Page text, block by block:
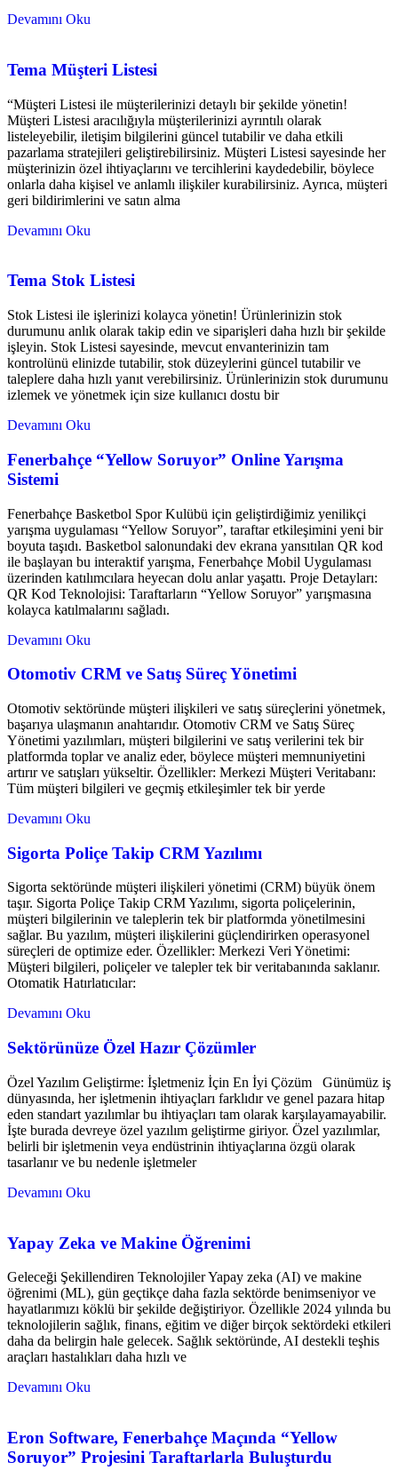
Devamını Oku
Tema Müşteri Listesi
“Müşteri Listesi ile müşterilerinizi detaylı bir şekilde yönetin!
Müşteri Listesi aracılığıyla müşterilerinizi ayrıntılı olarak
listeleyebilir, iletişim bilgilerini güncel tutabilir ve daha etkili
pazarlama stratejileri geliştirebilirsiniz. Müşteri Listesi sayesinde her
müşterinizin özel ihtiyaçlarını ve tercihlerini kaydedebilir, böylece
onlarla daha kişisel ve anlamlı ilişkiler kurabilirsiniz. Ayrıca, müşteri
geri bildirimlerini ve satın alma
Devamını Oku
Tema Stok Listesi
Stok Listesi ile işlerinizi kolayca yönetin! Ürünlerinizin stok
durumunu anlık olarak takip edin ve siparişleri daha hızlı bir şekilde
işleyin. Stok Listesi sayesinde, mevcut envanterinizin tam
kontrolünü elinizde tutabilir, stok düzeylerini güncel tutabilir ve
taleplere daha hızlı yanıt verebilirsiniz. Ürünlerinizin stok durumunu
izlemek ve yönetmek için size kullanıcı dostu bir
Devamını Oku
Fenerbahçe “Yellow Soruyor” Online Yarışma
Sistemi
Fenerbahçe Basketbol Spor Kulübü için geliştirdiğimiz yenilikçi
yarışma uygulaması “Yellow Soruyor”, taraftar etkileşimini yeni bir
boyuta taşıdı. Basketbol salonundaki dev ekrana yansıtılan QR kod
ile başlayan bu interaktif yarışma, Fenerbahçe Mobil Uygulaması
üzerinden katılımcılara heyecan dolu anlar yaşattı. Proje Detayları:
QR Kod Teknolojisi: Taraftarların “Yellow Soruyor” yarışmasına
kolayca katılmalarını sağladı.
Devamını Oku
Otomotiv CRM ve Satış Süreç Yönetimi
Otomotiv sektöründe müşteri ilişkileri ve satış süreçlerini yönetmek,
başarıya ulaşmanın anahtarıdır. Otomotiv CRM ve Satış Süreç
Yönetimi yazılımları, müşteri bilgilerini ve satış verilerini tek bir
platformda toplar ve analiz eder, böylece müşteri memnuniyetini
artırır ve satışları yükseltir. Özellikler: Merkezi Müşteri Veritabanı:
Tüm müşteri bilgileri ve geçmiş etkileşimler tek bir yerde
Devamını Oku
Sigorta Poliçe Takip CRM Yazılımı
Sigorta sektöründe müşteri ilişkileri yönetimi (CRM) büyük önem
taşır. Sigorta Poliçe Takip CRM Yazılımı, sigorta poliçelerinin,
müşteri bilgilerinin ve taleplerin tek bir platformda yönetilmesini
sağlar. Bu yazılım, müşteri ilişkilerini güçlendirirken operasyonel
süreçleri de optimize eder. Özellikler: Merkezi Veri Yönetimi:
Müşteri bilgileri, poliçeler ve talepler tek bir veritabanında saklanır.
Otomatik Hatırlatıcılar:
Devamını Oku
Sektörünüze Özel Hazır Çözümler
Özel Yazılım Geliştirme: İşletmeniz İçin En İyi Çözüm Günümüz iş
dünyasında, her işletmenin ihtiyaçları farklıdır ve genel pazara hitap
eden standart yazılımlar bu ihtiyaçları tam olarak karşılayamayabilir.
İşte burada devreye özel yazılım geliştirme giriyor. Özel yazılımlar,
belirli bir işletmenin veya endüstrinin ihtiyaçlarına özgü olarak
tasarlanır ve bu nedenle işletmeler
Devamını Oku
Yapay Zeka ve Makine Öğrenimi
Geleceği Şekillendiren Teknolojiler Yapay zeka (AI) ve makine
öğrenimi (ML), gün geçtikçe daha fazla sektörde benimseniyor ve
hayatlarımızı köklü bir şekilde değiştiriyor. Özellikle 2024 yılında bu
teknolojilerin sağlık, finans, eğitim ve diğer birçok sektördeki etkileri
daha da belirgin hale gelecek. Sağlık sektöründe, AI destekli teşhis
araçları hastalıkları daha hızlı ve
Devamını Oku
Eron Software, Fenerbahçe Maçında “Yellow
Soruyor” Projesini Taraftarlarla Buluşturdu